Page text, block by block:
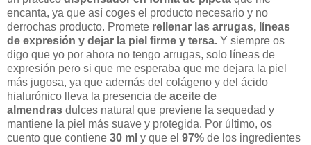
encanta, ya que así coges el producto necesario y no
derrochas producto. Promete rellenar las arrugas, líneas
de expresión y dejar la piel firme y tersa. Y siempre os
digo que yo por ahora no tengo arrugas, solo líneas de
expresión pero si que me esperaba que me dejara la piel
más jugosa, ya que además del colágeno y del ácido
hialurónico lleva la presencia de aceite de
almendras dulces natural que previene la sequedad y
mantiene la piel más suave y protegida. Por último, os
cuento que contiene 30 ml y que el 97% de los ingredientes